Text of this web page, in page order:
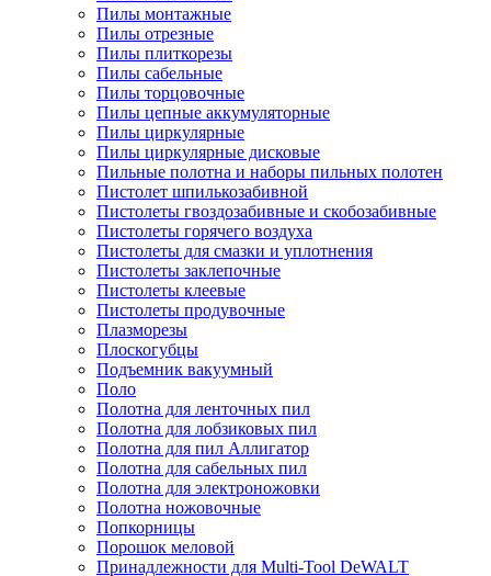
Пилы монтажные
Пилы отрезные
Пилы плиткорезы
Пилы сабельные
Пилы торцовочные
Пилы цепные аккумуляторные
Пилы циркулярные
Пилы циркулярные дисковые
Пильные полотна и наборы пильных полотен
Пистолет шпилькозабивной
Пистолеты гвоздозабивные и скобозабивные
Пистолеты горячего воздуха
Пистолеты для смазки и уплотнения
Пистолеты заклепочные
Пистолеты клеевые
Пистолеты продувочные
Плазморезы
Плоскогубцы
Подъемник вакуумный
Поло
Полотна для ленточных пил
Полотна для лобзиковых пил
Полотна для пил Аллигатор
Полотна для сабельных пил
Полотна для электроножовки
Полотна ножовочные
Попкорницы
Порошок меловой
Принадлежности для Multi-Tool DeWALT